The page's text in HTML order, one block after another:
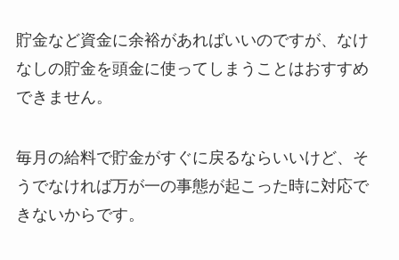
貯金など資金に余裕があればいいのですが、なけ
なしの貯金を頭金に使ってしまうことはおすすめ
できません。
毎月の給料で貯金がすぐに戻るならいいけど、そ
うでなければ万が一の事態が起こった時に対応で
きないからです。